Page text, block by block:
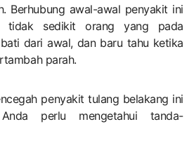
Berhubung awal-awal penyakit ini
tidak sedikit orang yang pada
dari awal, dan baru tahu ketika
parah.
penyakit tulang belakang ini
perlu mengetahui tanda-